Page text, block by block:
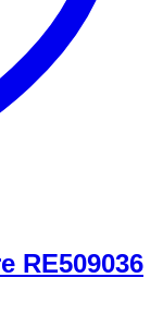
RE509036